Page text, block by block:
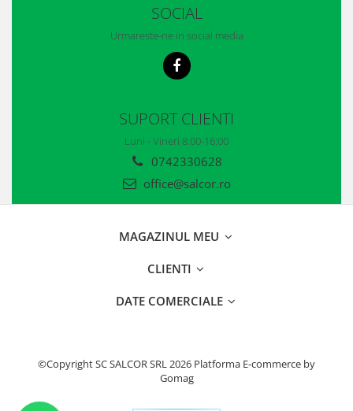
SOCIAL
Urmareste-ne in social media
SUPORT CLIENTI
Luni - Vineri 8:00-16:00
0742330628
office@salcor.ro
MAGAZINUL MEU
CLIENTI
DATE COMERCIALE
©Copyright SC SALCOR SRL 2026 Platforma E-commerce by
Gomag